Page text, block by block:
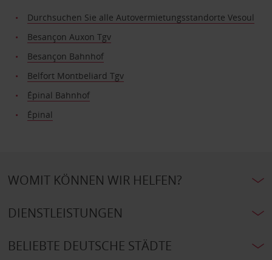
Durchsuchen Sie alle Autovermietungsstandorte Vesoul
Besançon Auxon Tgv
Besançon Bahnhof
Belfort Montbeliard Tgv
Épinal Bahnhof
Épinal
WOMIT KÖNNEN WIR HELFEN?
DIENSTLEISTUNGEN
BELIEBTE DEUTSCHE STÄDTE